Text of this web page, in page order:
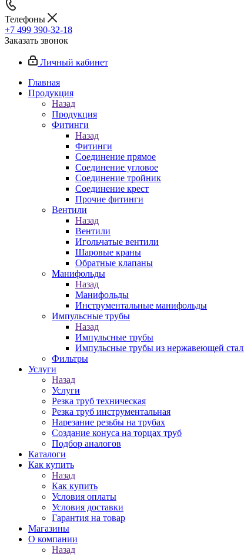
Телефоны
+7 499 390-32-18
Заказать звонок
Личный кабинет
Главная
Продукция
Назад
Продукция
Фитинги
Назад
Фитинги
Соединение прямое
Соединение угловое
Соединение тройник
Соединение крест
Прочие фитинги
Вентили
Назад
Вентили
Игольчатые вентили
Шаровые краны
Обратные клапаны
Манифольды
Назад
Манифольды
Инструментальные манифольды
Импульсные трубы
Назад
Импульсные трубы
Импульсные трубы из нержавеющей
Фильтры
Услуги
Назад
Услуги
Резка труб техническая
Резка труб инструментальная
Нарезание резьбы на трубах
Создание конуса на торцах труб
Подбор аналогов
Каталоги
Как купить
Назад
Как купить
Условия оплаты
Условия доставки
Гарантия на товар
Магазины
О компании
Назад